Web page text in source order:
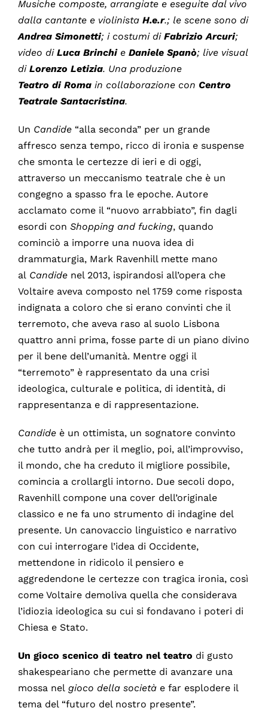
Musiche composte, arrangiate e eseguite dal vivo
dalla cantante e violinista H.e.r.; le scene sono di
Andrea Simonetti; i costumi di Fabrizio Arcuri;
video di Luca Brinchie Daniele Spanò; live visual
di Lorenzo Letizia. Una produzione
Teatro di Romain collaborazione con Centro
Teatrale Santacristina.
Un Candide“alla seconda” per un grande
affresco senza tempo, ricco di ironia e suspense
che smonta le certezze di ieri e di oggi,
attraverso un meccanismo teatrale che è un
congegno a spasso fra le epoche. Autore
acclamato come il “nuovo arrabbiato”, fin dagli
esordi con Shopping and fucking, quando
cominciò a imporre una nuova idea di
drammaturgia, Mark Ravenhill mette mano
al Candide nel 2013, ispirandosi all’opera che
Voltaire aveva composto nel 1759 come risposta
indignata a coloro che si erano convinti che il
terremoto, che aveva raso al suolo Lisbona
quattro anni prima, fosse parte di un piano divino
per il bene dell’umanità. Mentre oggi il
“terremoto” è rappresentato da una crisi
ideologica, culturale e politica, di identità, di
rappresentanza e di rappresentazione.
Candideè un ottimista, un sognatore convinto
che tutto andrà per il meglio, poi, all’improvviso,
il mondo, che ha creduto il migliore possibile,
comincia a crollargli intorno. Due secoli dopo,
Ravenhill compone una cover dell’originale
classico e ne fa uno strumento di indagine del
presente. Un canovaccio linguistico e narrativo
con cui interrogare l’idea di Occidente,
mettendone in ridicolo il pensiero e
aggredendone le certezze con tragica ironia, così
come Voltaire demoliva quella che considerava
l’idiozia ideologica su cui si fondavano i poteri di
Chiesa e Stato.
Un gioco scenico di teatro nel teatro di gusto
shakespeariano che permette di avanzare una
mossa nel gioco della societàe far esplodere il
tema del “futuro del nostro presente”.